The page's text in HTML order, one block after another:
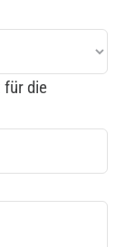
für die